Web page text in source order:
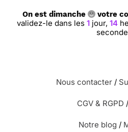
On est dimanche votre
validez-le dans les 1jour, 14
Nous contacter /
CGV & RGPD /
Notre blog /